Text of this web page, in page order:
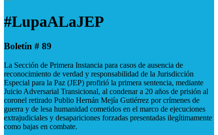
#LupaALaJEP
Boletín # 89
La Sección de Primera Instancia para casos de ausencia de
reconocimiento de verdad y responsabilidad de la Jurisdicción
Especial para la Paz (JEP) profirió la primera sentencia, mediante
Juicio Adversarial Transicional, al condenar a 20 años de prisión al
coronel retirado Publio Hernán Mejía Gutiérrez por crímenes de
guerra y de lesa humanidad cometidos en el marco de ejecuciones
extrajudiciales y desapariciones forzadas presentadas ilegítimamente
como bajas en combate.